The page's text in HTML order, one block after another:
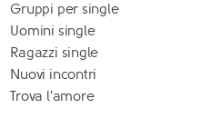
Gruppi per single
Uomini single
Ragazzi single
Nuovi incontri
Trova l'amore